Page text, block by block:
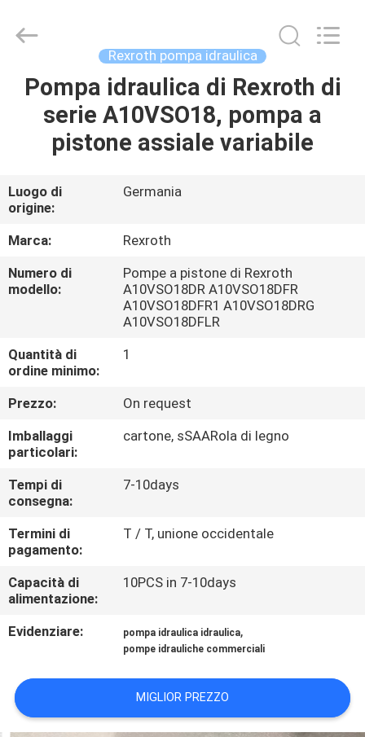
CASA
PRODOTTI
CIRCA
NOI
GIRO
DELLA
CONTROLLO
DI
QUALITÀ
CONTATTICI
RICHIEDA
CITAZIONE
MAPPA
DEL
SITO
Electronic
Limited.
Reserved.
Rexroth pompa idraulica
Pompa idraulica di Rexroth di
serie A10VSO18, pompa a
pistone assiale variabile
Luogo di
origine:
Germania
Marca:
Rexroth
Numero di
modello:
Pompe a pistone di Rexroth
A10VSO18DR A10VSO18DFR
A10VSO18DFR1 A10VSO18DRG
A10VSO18DFLR
Quantità di
ordine minimo:
1
Prezzo:
On request
Imballaggi
particolari:
cartone, sSAARola di legno
Tempi di
consegna:
7-10days
Termini di
pagamento:
T / T, unione occidentale
Capacità di
alimentazione:
10PCS in 7-10days
Evidenziare: pompa idraulica idraulica,
pompe idrauliche commerciali
MIGLIOR PREZZO